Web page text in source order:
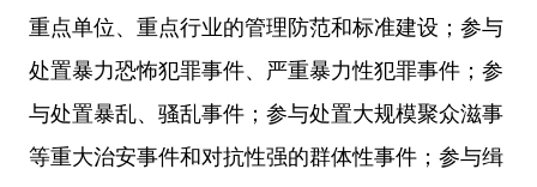
重点单位、重点行业的管理防范和标准建设；参与
处置暴力恐怖犯罪事件、严重暴力性犯罪事件；参
与处置暴乱、骚乱事件；参与处置大规模聚众滋事
等重大治安事件和对抗性强的群体性事件； 参与缉